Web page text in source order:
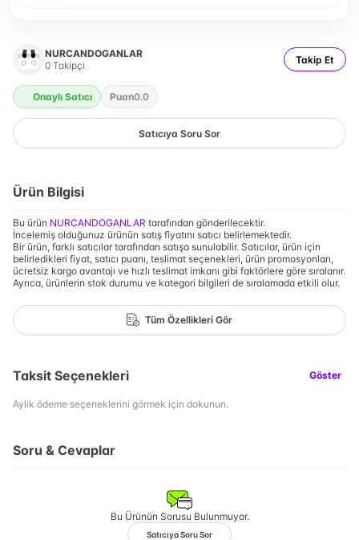
NURCANDOGANLAR
0 Takipçi Takip Et
Onaylı Satıcı Puan0.0
Satıcıya Soru Sor
Ürün Bilgisi
Bu ürün NURCANDOGANLAR tarafından gönderilecektir.
İncelemiş olduğunuz ürünün satış fiyatını satıcı belirlemektedir.
Bir ürün, farklı satıcılar tarafından satışa sunulabilir. Satıcılar, ürün için
belirledikleri fiyat, satıcı puanı, teslimat seçenekleri, ürün promosyonları,
ücretsiz kargo avantajı ve hızlı teslimat imkanı gibi faktörlere göre sıralanır.
Ayrıca, ürünlerin stok durumu ve kategori bilgileri de sıralamada etkili olur.
Tüm Özellikleri Gör
Taksit Seçenekleri Göster
Aylık ödeme seçeneklerini görmek için dokunun.
Soru & Cevaplar
Bu Ürünün Sorusu Bulunmuyor.
Satıcıya Soru Sor